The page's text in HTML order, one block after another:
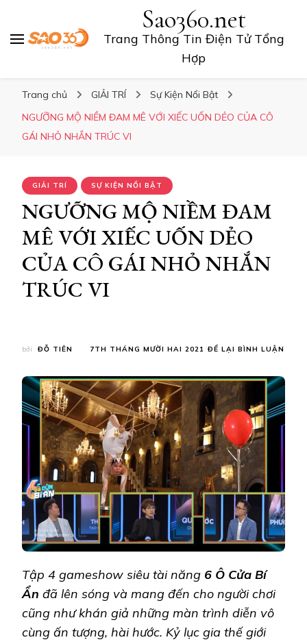
Sao360.net
Trang Thông Tin Điện Tử Tổng
Hợp
Trang chủ GIẢI TRÍ
Sự Kiện Nổi Bật
NGƯỠNG MỘ NIỀM ĐAM MÊ VỚI XIẾC UỐN DẺO CỦA CÔ
GÁI NHỎ NHẮN TRÚC VI
GIẢI TRÍ SỰ KIỆN NỔI BẬT
NGƯỠNG MỘ NIỀM ĐAM
MÊ VỚI XIẾC UỐN DẺO
CỦA CÔ GÁI NHỎ NHẮN
TRÚC VI
bởi ĐỖ TIÊN 7TH THÁNG MƯỜI HAI 2021 ĐỂ LẠI BÌNH LUẬN
NIỀM
ĐAM
MÊ
VỚI
GÁI
NHỎ
TRÚC
VI
Tập 4 gameshow siêu tài năng 6 Ô Cửa Bí
Ẩn đã lên sóng và mang đến cho người chơi
cũng như khán giả những màn trình diễn vô
cùng ấn tượng, hài hước. Kỷ lục gia thế giới